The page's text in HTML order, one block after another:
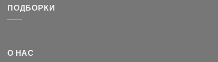
ПОДБОРКИ
О НАС